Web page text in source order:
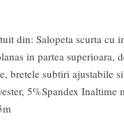
din: Salopeta scurta cu
in partea superioara,
bretele subtiri ajustabile
5%Spandex Inaltime